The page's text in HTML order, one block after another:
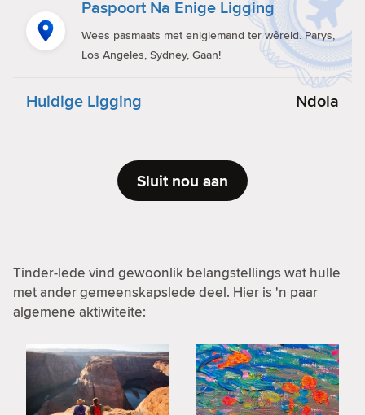
Paspoort Na Enige Ligging
Wees pasmaats met enigiemand ter wêreld. Parys,
Los Angeles, Sydney, Gaan!
Huidige Ligging Ndola
Sluit nou aan
Tinder-lede vind gewoonlik belangstellings wat hulle
met ander gemeenskapslede deel. Hier is 'n paar
algemene aktiwiteite: